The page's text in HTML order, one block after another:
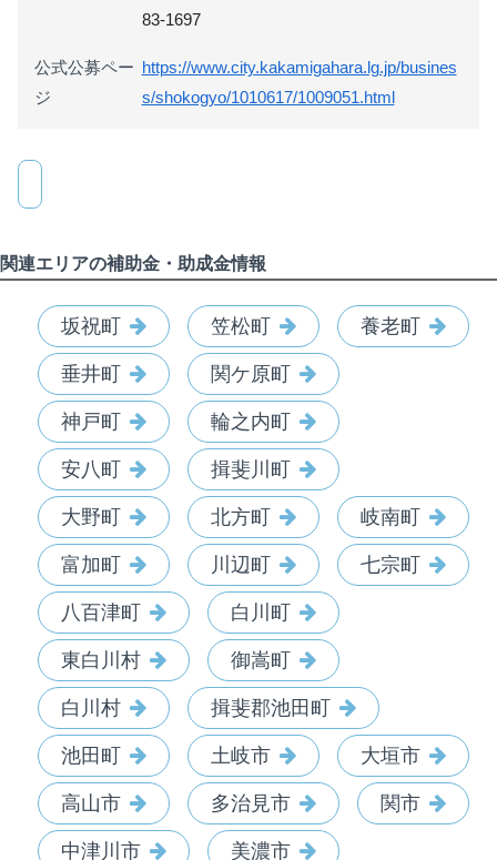
83-1697
公式公募ペー
ジ
https://www.city.kakamigahara.lg.jp/busines
s/shokogyo/1010617/1009051.html
関連エリアの補助金・助成金情報
坂祝町 笠松町 養老町
垂井町 関ケ原町
神戸町 輪之内町
安八町 揖斐川町
大野町 北方町 岐南町
富加町 川辺町 七宗町
八百津町 白川町
東白川村 御嵩町
白川村 揖斐郡池田町
池田町 土岐市 大垣市
高山市 多治見市 関市
中津川市 美濃市